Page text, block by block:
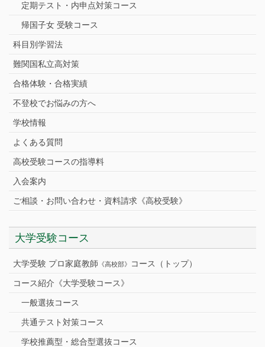
定期テスト・内申点対策コース
帰国子女 受験コース
科目別学習法
難関国私立高対策
合格体験・合格実績
不登校でお悩みの方へ
学校情報
よくある質問
高校受験コースの指導料
入会案内
ご相談・お問い合わせ・資料請求《高校受験》
大学受験コース
大学受験 プロ家庭教師 《高校部》 コース（トップ）
コース紹介《大学受験コース》
一般選抜コース
共通テスト対策コース
学校推薦型・総合型選抜コース